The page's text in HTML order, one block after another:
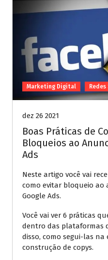
Marketing Digital
dez 26 2021
Boas Práticas de
Bloqueios ao
Ads
Neste artigo você vai
como evitar bloqueio ao
Google Ads.
Você vai ver 6 práticas
dentro das plataformas
disso, como segui-las na
construção de copys.